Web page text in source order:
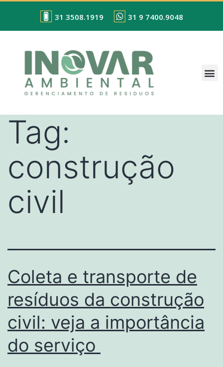
31 3508.1919 31 9 7400.9048
Tag:
construção
civil
Coleta e transporte de
resíduos da construção
civil: veja a importância
do serviço